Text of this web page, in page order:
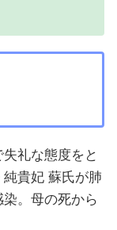
礼な態度をと
貴妃 蘇氏が肺
。母の死から